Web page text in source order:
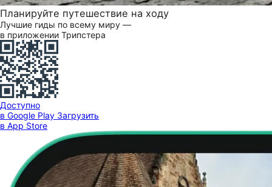
Планируйте путешествие на ходу
Лучшие гиды по всему миру —
в приложении Трипстера
Доступно
в Google Play Загрузить
в App Store